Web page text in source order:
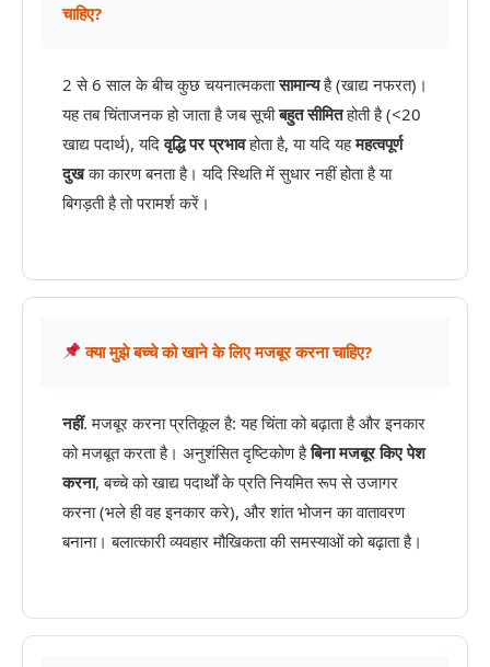
चाहिए?
2 से 6 साल के बीच कुछ चयनात्मकतासामान्यहै (खाद्य नफरत)।
यह तब चिंताजनक हो जाता है जब सूचीबहुत सीमितहोती है (<20
खाद्य पदार्थ), यदिवृद्धि पर प्रभावहोता है, या यदि यहमहत्वपूर्ण
दुखका कारण बनता है। यदि स्थिति में सुधार नहीं होता है या
बिगड़ती है तो परामर्श करें।
क्या मुझे बच्चे को खाने के लिए मजबूर करना चाहिए?
नहीं. मजबूर करना प्रतिकूल है: यह चिंता को बढ़ाता है और इनकार
को मजबूत करता है। अनुशंसित दृष्टिकोण हैबिना मजबूर किए पेश
करना, बच्चे को खाद्य पदार्थों के प्रति नियमित रूप से उजागर
करना (भले ही वह इनकार करे), और शांत भोजन का वातावरण
बनाना। बलात्कारी व्यवहार मौखिकता की समस्याओं को बढ़ाता है।